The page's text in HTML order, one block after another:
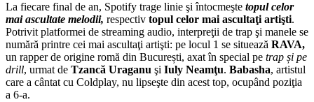
La fiecare final de an, Spotify trage linie şi întocmeşte topul celor
mai ascultate melodii, respectiv topul celor mai ascultaţi artişti.
Potrivit platformei de streaming audio, interpreţii de trap şi manele se
numără printre cei mai ascultaţi artişti: pe locul 1 se situează RAVA,
un rapper de origine romă din București, axat în special pe trap și pe
drill, urmat de Tzancă Uraganu şi Iuly Neamţu. Babasha, artistul
care a cântat cu Coldplay, nu lipseşte din acest top, ocupând poziţia
a 6-a.